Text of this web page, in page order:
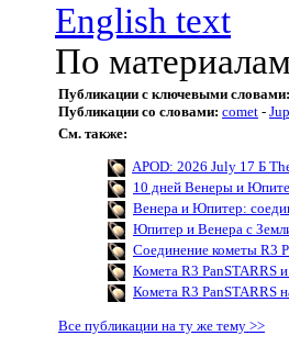
English text
По материалам
Публикации с ключевыми словами:
Публикации со словами: comet -
См. также:
APOD: 2026 July 17 Б
10 дней Венеры и
Венера и Юпитер:
Юпитер и Венера с
Соединение кометы R3
Комета R3 PanSTARRS и
Комета R3 PanSTARRS
Все публикации на ту же тему >>